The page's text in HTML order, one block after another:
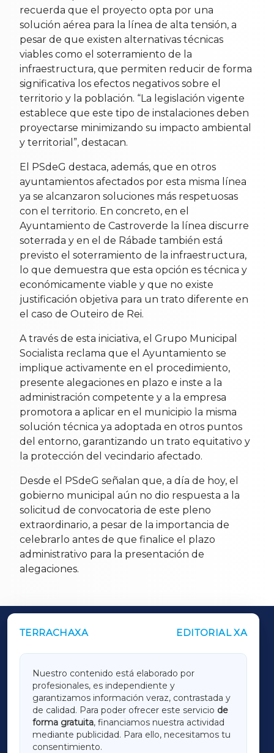
recuerda que el proyecto opta por una
solución aérea para la línea de alta tensión, a
pesar de que existen alternativas técnicas
viables como el soterramiento de la
infraestructura, que permiten reducir de forma
significativa los efectos negativos sobre el
territorio y la población. “La legislación vigente
establece que este tipo de instalaciones deben
proyectarse minimizando su impacto ambiental
y territorial”, destacan.
El PSdeG destaca, además, que en otros
ayuntamientos afectados por esta misma línea
ya se alcanzaron soluciones más respetuosas
con el territorio. En concreto, en el
Ayuntamiento de Castroverde la línea discurre
soterrada y en el de Rábade también está
previsto el soterramiento de la infraestructura,
lo que demuestra que esta opción es técnica y
económicamente viable y que no existe
justificación objetiva para un trato diferente en
el caso de Outeiro de Rei.
A través de esta iniciativa, el Grupo Municipal
Socialista reclama que el Ayuntamiento se
implique activamente en el procedimiento,
presente alegaciones en plazo e inste a la
administración competente y a la empresa
promotora a aplicar en el municipio la misma
solución técnica ya adoptada en otros puntos
del entorno, garantizando un trato equitativo y
la protección del vecindario afectado.
Desde el PSdeG señalan que, a día de hoy, el
gobierno municipal aún no dio respuesta a la
solicitud de convocatoria de este pleno
extraordinario, a pesar de la importancia de
celebrarlo antes de que finalice el plazo
administrativo para la presentación de
alegaciones.
TERRACHAXA EDITORIAL XA
Nuestro contenido está elaborado por
profesionales, es independiente y
garantizamos información veraz, contrastada y
de calidad. Para poder ofrecer este servicio de
forma gratuita, financiamos nuestra actividad
mediante publicidad. Para ello, necesitamos tu
consentimiento.
OUTROS PERIÓDICOS
LUGOXA
TERRACHAXA